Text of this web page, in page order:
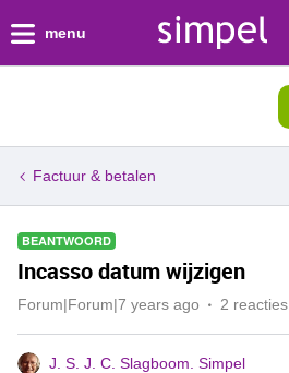
menu
Factuur & betalen
BEANTWOORD
Incasso datum wijzigen
Forum|Forum|7 years ago 2 reacties
J. S. J. C. Slagboom. Simpel